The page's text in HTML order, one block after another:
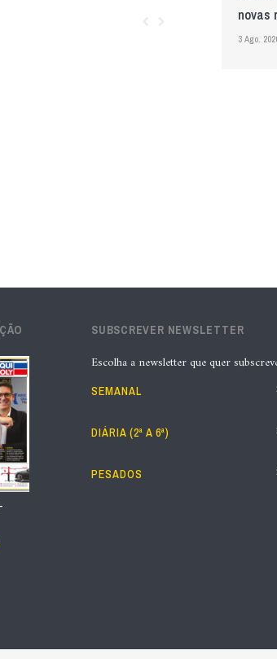
novas
3 Ago.
Wolf
na
5 Ago.
“A
de
SUBSCREVER NEWSLETTER
Escolha a newsletter que quer
SEMANAL
DIÁRIA (2ª A 6ª)
PESADOS